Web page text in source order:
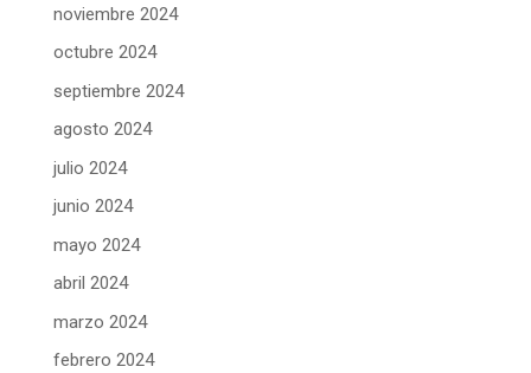
noviembre 2024
octubre 2024
septiembre 2024
agosto 2024
julio 2024
junio 2024
mayo 2024
abril 2024
marzo 2024
febrero 2024